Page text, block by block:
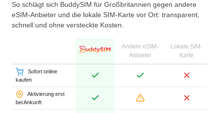
So schlägt sich BuddySIM für Großbritannien gegen andere
eSIM-Anbieter und die lokale SIM-Karte vor Ort: transparent,
schnell und ohne versteckte Kosten.
Andere eSIM-
Anbieter
Lokale SIM-
Karte
Sofort online
kaufen
Aktivierung erst
bei Ankunft